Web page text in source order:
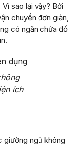
sao lại vậy? Bởi
chuyển đơn giản,
có ngăn chứa đồ
ích
giường ngủ không